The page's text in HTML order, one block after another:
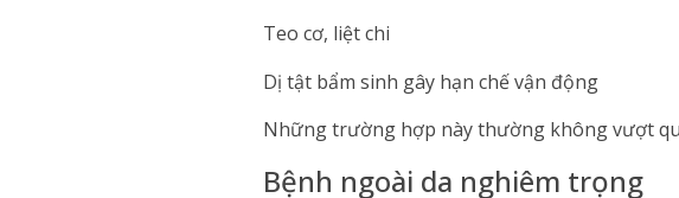
Teo cơ, liệt chi
Dị tật bẩm sinh gây hạn chế vận động
Những trường hợp này thường không vượt
Bệnh ngoài da nghiêm trọng